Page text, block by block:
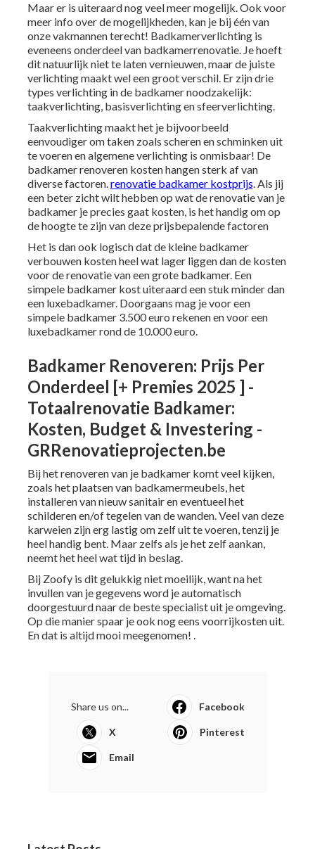
Maar er is uiteraard nog veel meer mogelijk. Ook voor
meer info over de mogelijkheden, kan je bij één van
onze vakmannen terecht! Badkamerverlichting is
eveneens onderdeel van badkamerrenovatie. Je hoeft
dit natuurlijk niet te laten vernieuwen, maar de juiste
verlichting maakt wel een groot verschil. Er zijn drie
types verlichting in de badkamer noodzakelijk:
taakverlichting, basisverlichting en sfeerverlichting.
Taakverlichting maakt het je bijvoorbeeld
eenvoudiger om taken zoals scheren en schminken uit
te voeren en algemene verlichting is onmisbaar! De
badkamer renoveren kosten hangen sterk af van
diverse factoren.renovatie badkamer kostprijs. Als jij
een beter zicht wilt hebben op wat de renovatie van je
badkamer je precies gaat kosten, is het handig om op
de hoogte te zijn van deze prijsbepalende factoren
Het is dan ook logisch dat de kleine badkamer
verbouwen kosten heel wat lager liggen dan de kosten
voor de renovatie van een grote badkamer. Een
simpele badkamer kost uiteraard een stuk minder dan
een luxebadkamer. Doorgaans mag je voor een
simpele badkamer 3.500 euro rekenen en voor een
luxebadkamer rond de 10.000 euro.
Badkamer Renoveren: Prijs Per
Onderdeel [+ Premies 2025 ] -
Totaalrenovatie Badkamer:
Kosten, Budget & Investering -
GRRenovatieprojecten.be
Bij het renoveren van je badkamer komt veel kijken,
zoals het plaatsen van badkamermeubels, het
installeren van nieuw sanitair en eventueel het
schilderen en/of tegelen van de wanden. Veel van deze
karweien zijn erg lastig om zelf uit te voeren, tenzij je
heel handig bent. Maar zelfs als je het zelf aankan,
neemt het heel wat tijd in beslag.
Bij Zoofy is dit gelukkig niet moeilijk, want na het
invullen van je gegevens word je automatisch
doorgestuurd naar de beste specialist uit je omgeving.
Op die manier spaar je ook nog eens voorrijkosten uit.
En dat is altijd mooi meegenomen! .
Share us on... Facebook
X Pinterest
Email